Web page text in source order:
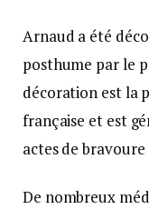
Arnaud a été
posthume par le
décoration est la
française et est
actes de
De nombreux